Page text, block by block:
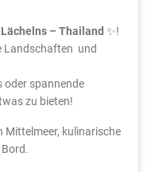
– Thailand ✨!
Landschaften und
oder spannende
zu bieten!
Mittelmeer, kulinarische